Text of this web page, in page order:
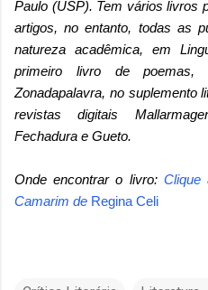
Paulo (USP). Tem vários livros
artigos, no entanto, todas as
natureza acadêmica, em
primeiro livro de
Zonadapalavra, no suplemento
revistas digitais
Fechadura e Gueto.
Onde encontrar o livro: Clique
Camarim de Regina Celi